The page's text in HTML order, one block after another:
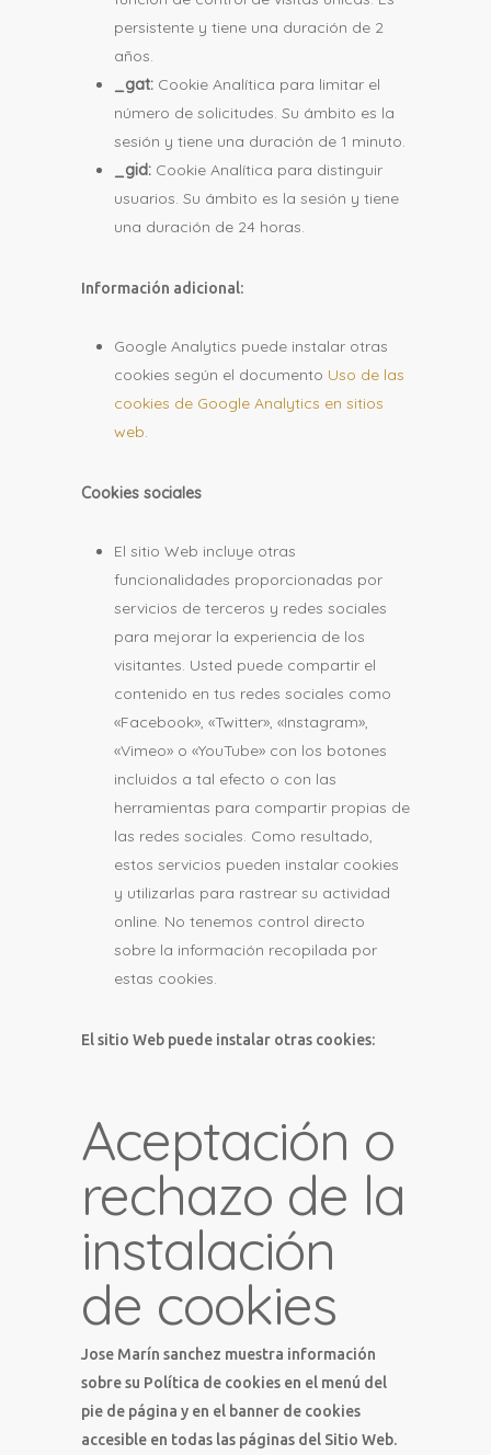
persistente y tiene una duración de 2
años.
_gat: Cookie Analítica para limitar el
número de solicitudes. Su ámbito es la
sesión y tiene una duración de 1 minuto.
_gid: Cookie Analítica para distinguir
usuarios. Su ámbito es la sesión y tiene
una duración de 24 horas.
Información adicional:
Google Analytics puede instalar otras
cookies según el documento Uso de las
cookies de Google Analytics en sitios
web.
Cookies sociales
El sitio Web incluye otras
funcionalidades proporcionadas por
servicios de terceros y redes sociales
para mejorar la experiencia de los
visitantes. Usted puede compartir el
contenido en tus redes sociales como
«Facebook», «Twitter», «Instagram»,
«Vimeo» o «YouTube» con los botones
incluidos a tal efecto o con las
herramientas para compartir propias de
las redes sociales. Como resultado,
estos servicios pueden instalar cookies
y utilizarlas para rastrear su actividad
online. No tenemos control directo
sobre la información recopilada por
estas cookies.
El sitio Web puede instalar otras cookies:
Aceptación o
rechazo de la
instalación
de cookies
Jose Marín sanchez muestra información
sobre su Política de cookies en el menú del
pie de página y en el banner de cookies
accesible en todas las páginas del Sitio Web.